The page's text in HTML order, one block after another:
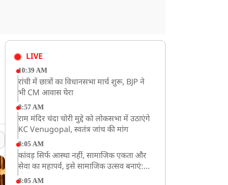
LIVE
10:39 AM
रांची में छात्रों का विधानसभा मार्च शुरू, BJP ने
भी CM आवास घेरा
8:57 AM
राम मंदिर चंदा चोरी मुद्दे को लोकसभा में उठाएंगे
KC Venugopal, स्वतंत्र जांच की मांग
8:05 AM
कांवड़ सिर्फ आस्था नहीं, सामाजिक एकता और
सेवा का महापर्व, इसे सामाजिक उत्सव बनाएं:
योगी
8:05 AM